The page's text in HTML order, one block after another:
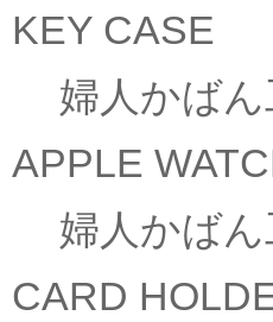
KEY CASE
婦人かば
APPLE
婦人かば
CARD